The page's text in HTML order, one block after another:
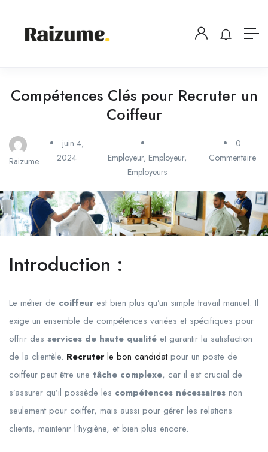
Compétences Clés pour Recruter un
Coiffeur
Raizume
juin 4,
2024
Employeur, Employeur,
Employeurs
0
Commentaire
Introduction :
Le métier de coiffeur est bien plus qu’un simple travail manuel. Il
exige un ensemble de compétences variées et spécifiques pour
offrir des services de haute qualité et garantir la satisfaction
de la clientèle. Recruterle bon candidatpour un poste de
coiffeur peut être une tâche complexe, car il est crucial de
s’assurer qu’il possède les compétences nécessaires non
seulement pour coiffer, mais aussi pour gérer les relations
clients, maintenir l’hygiène, et bien plus encore.